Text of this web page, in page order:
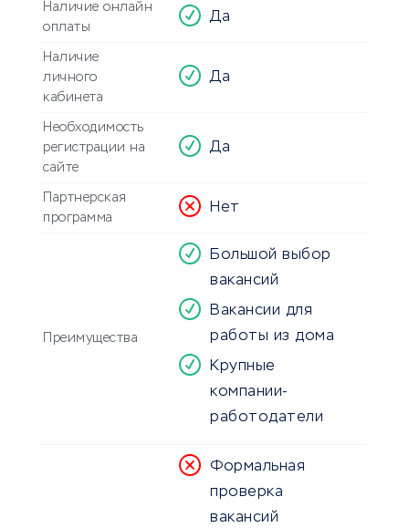
Наличие онлайн
оплаты
Да
Наличие
личного
кабинета
Да
Необходимость
регистрации на
сайте
Да
Партнерская
программа
Нет
Преимущества
Большой выбор
вакансий
Вакансии для
работы из дома
Крупные
компании-
работодатели
Формальная
проверка
вакансий